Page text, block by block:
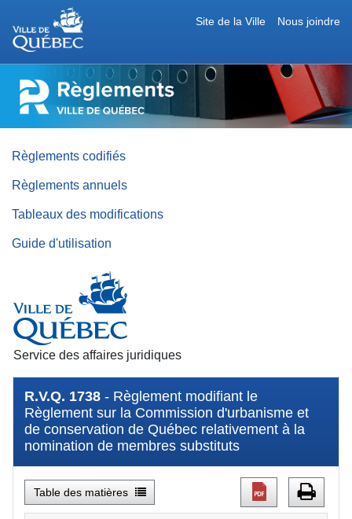
Nous joindre
Site de la Ville
RÈGLEMENTS
DE
QUÉBEC
Règlements codifiés
Règlements annuels
Tableaux des modifications
Guide d'utilisation
Service des affaires juridiques
R.V.Q. 1738 - Règlement modifiant le
Règlement sur la Commission d'urbanisme et
de conservation de Québec relativement à la
nomination de membres substituts
Table des matières